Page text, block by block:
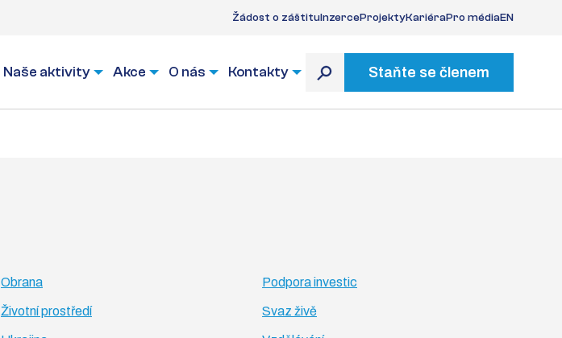
Žádost o záštituInzerceProjektyKariéraPro médiaEN
Naše aktivity Akce O nás Kontakty Staňte se členem
Obrana Podpora investic
Životní prostředí Svaz živě